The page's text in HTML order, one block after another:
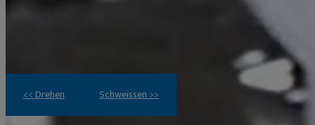
<< Drehen Schweissen >>